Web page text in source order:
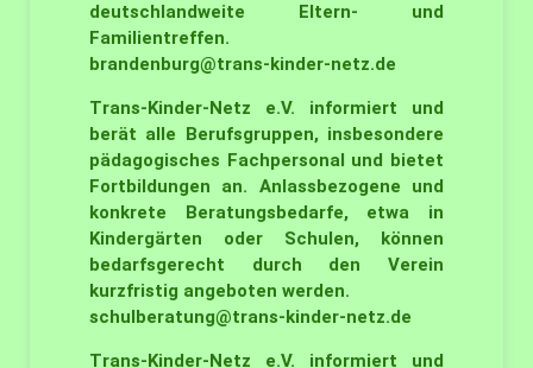
deutschlandweite Eltern- und
Familientreffen.
brandenburg@trans-kinder-netz.de
Trans-Kinder-Netz e.V. informiert und
berät alle Berufsgruppen, insbesondere
pädagogisches Fachpersonal und bietet
Fortbildungen an. Anlassbezogene und
konkrete Beratungsbedarfe, etwa in
Kindergärten oder Schulen, können
bedarfsgerecht durch den Verein
kurzfristig angeboten werden.
schulberatung@trans-kinder-netz.de
Trans-Kinder-Netz e.V. informiert und